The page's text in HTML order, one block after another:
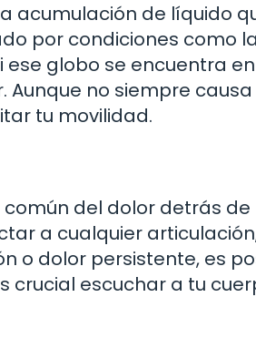
acumulación de líquido
por condiciones como
ese globo se encuentra
Aunque no siempre
tu movilidad.
del dolor detrás
a cualquier
o dolor persistente, es
crucial escuchar a tu